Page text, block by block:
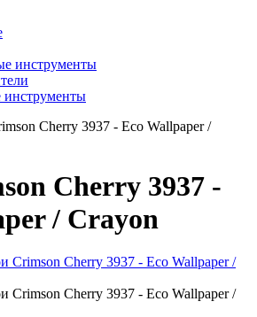
инструменты
Cherry 3937 - Eco Wallpaper /
Cherry 3937 -
/ Crayon